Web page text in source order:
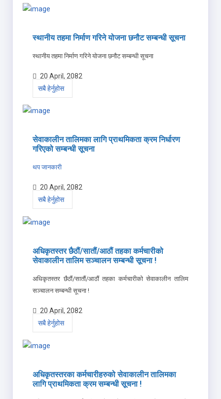
स्थानीय तहमा निर्माण गरिने योजना छनौट सम्बन्धी सूचना
स्थानीय तहमा निर्माण गरिने योजना छनौट सम्बन्धी सूचना
20 April, 2082
सबै हेर्नुहोस
सेवाकालीन तालिमका लागि प्राथमिकता क्रम निर्धारण
गरिएको सम्बन्धी सूचना
थप जानकारी
20 April, 2082
सबै हेर्नुहोस
अधिकृतस्तर छैठौं/सातौं/आठौं तहका कर्मचारीको
सेवाकालीन तालिम सञ्चालन सम्बन्धी सूचना !
अधिकृतस्तर छैठौं/सातौं/आठौं तहका कर्मचारीको सेवाकालीन तालिम
सञ्चालन सम्बन्धी सूचना !
20 April, 2082
सबै हेर्नुहोस
अधिकृतस्तरका कर्मचारीहरुको सेवाकालीन तालिमका
लागि प्राथमिकता क्रम सम्बन्धी सूचना !